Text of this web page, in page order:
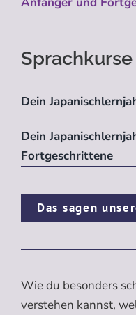
Sprachkurse
Dein
Dein
Fortgeschrittene
Das sagen
Wie du besonders
verstehen kannst,